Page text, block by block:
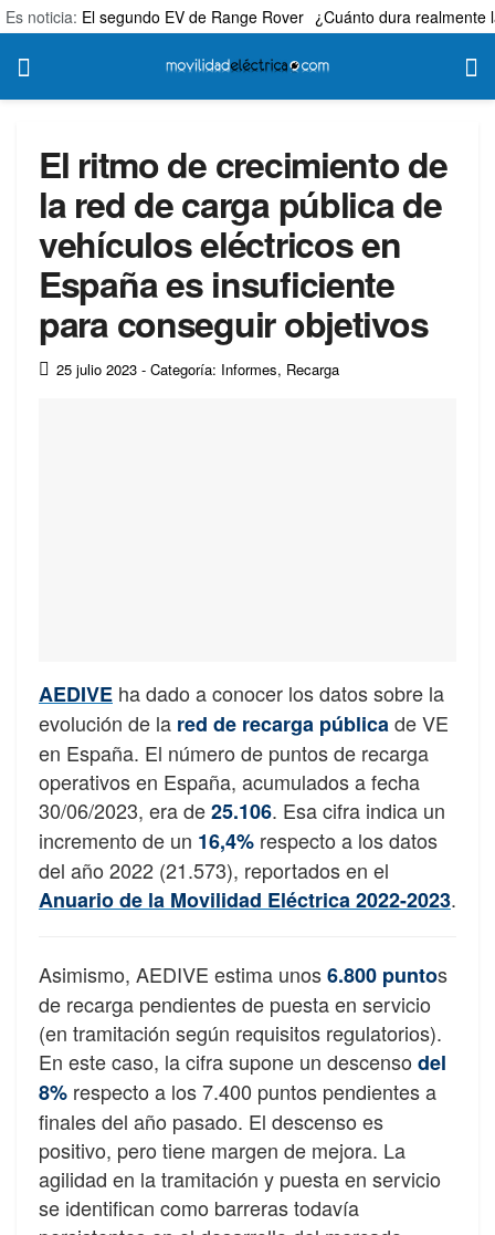
Es noticia: El segundo EV de Range Rover ¿Cuánto dura realmente
El ritmo de crecimiento de
la red de carga pública de
vehículos eléctricos en
España es insuficiente
para conseguir objetivos
25 julio 2023 - Categoría: Informes, Recarga
AEDIVE ha dado a conocer los datos sobre la
evolución de la red de recarga públicade VE
en España. El número de puntos de recarga
operativos en España, acumulados a fecha
30/06/2023, era de25.106. Esa cifra indica un
incremento de un 16,4% respecto a los datos
del año 2022 (21.573), reportados en el
Anuario de la Movilidad Eléctrica 2022-2023.
Asimismo, AEDIVE estima unos6.800 puntos
de recarga pendientes de puesta en servicio
(en tramitación según requisitos regulatorios).
En este caso, la cifra supone un descenso del
8% respecto a los 7.400 puntos pendientes a
finales del año pasado. El descenso es
positivo, pero tiene margen de mejora. La
agilidad en la tramitación y puesta en servicio
se identifican como barreras todavía